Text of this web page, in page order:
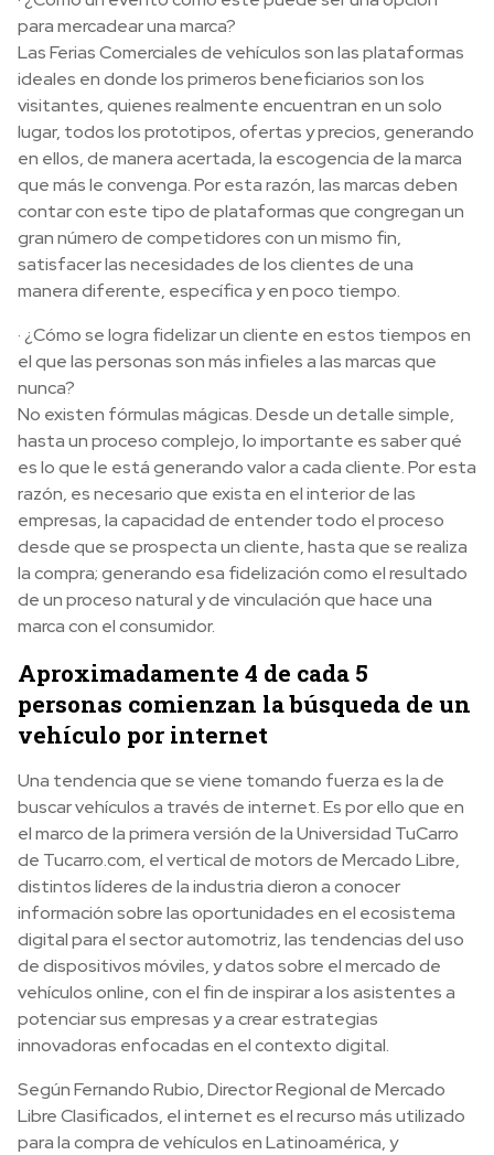
para mercadear una marca?
Las Ferias Comerciales de vehículos son las plataformas
ideales en donde los primeros beneficiarios son los
visitantes, quienes realmente encuentran en un solo
lugar, todos los prototipos, ofertas y precios, generando
en ellos, de manera acertada, la escogencia de la marca
que más le convenga. Por esta razón, las marcas deben
contar con este tipo de plataformas que congregan un
gran número de competidores con un mismo fin,
satisfacer las necesidades de los clientes de una
manera diferente, específica y en poco tiempo.
· ¿Cómo se logra fidelizar un cliente en estos tiempos en
el que las personas son más infieles a las marcas que
nunca?
No existen fórmulas mágicas. Desde un detalle simple,
hasta un proceso complejo, lo importante es saber qué
es lo que le está generando valor a cada cliente. Por esta
razón, es necesario que exista en el interior de las
empresas, la capacidad de entender todo el proceso
desde que se prospecta un cliente, hasta que se realiza
la compra; generando esa fidelización como el resultado
de un proceso natural y de vinculación que hace una
marca con el consumidor.
Aproximadamente 4 de cada 5
personas comienzan la búsqueda de un
vehículo por internet
Una tendencia que se viene tomando fuerza es la de
buscar vehículos a través de internet. Es por ello que en
el marco de la primera versión de la Universidad TuCarro
de Tucarro.com, el vertical de motors de Mercado Libre,
distintos líderes de la industria dieron a conocer
información sobre las oportunidades en el ecosistema
digital para el sector automotriz, las tendencias del uso
de dispositivos móviles, y datos sobre el mercado de
vehículos online, con el fin de inspirar a los asistentes a
potenciar sus empresas y a crear estrategias
innovadoras enfocadas en el contexto digital.
Según Fernando Rubio, Director Regional de Mercado
Libre Clasificados, el internet es el recurso más utilizado
para la compra de vehículos en Latinoamérica, y